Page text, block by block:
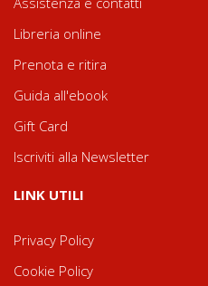
Libreria online
Prenota e ritira
Guida all'ebook
Gift Card
Iscriviti alla Newsletter
LINK UTILI
Privacy Policy
Cookie Policy